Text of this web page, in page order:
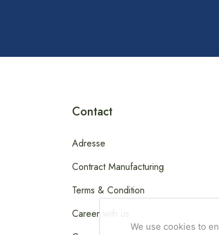
Contact
Adresse
Contract Manufacturing
Terms & Condition
Career with us
We use cookies to